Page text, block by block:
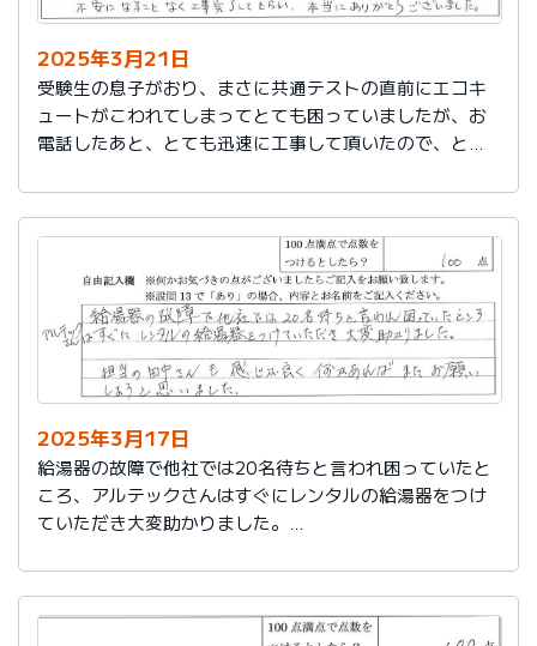
2025年3月21日
受験生の息子がおり、まさに共通テストの直前にエコキ
ュートがこわれてしまってとても困っていましたが、お
電話したあと、とても迅速に工事して頂いたので、とて
対応もていねいして頂き、初めて利用させて頂きました
が不安になることなく工事完了してもらい、本当にあり
2025年3月17日
給湯器の故障で他社では20名待ちと言われ困っていたと
ころ、アルテックさんはすぐにレンタルの給湯器をつけ
ていただき大変助かりました。
うと思いました。